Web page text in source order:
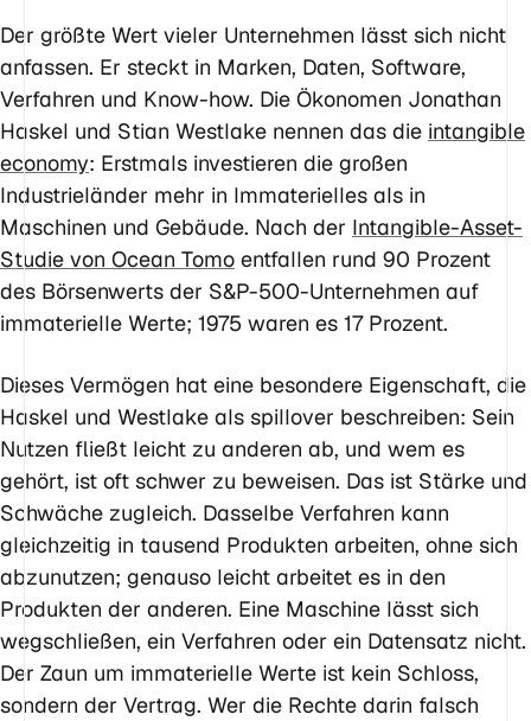
Der größte Wert vieler Unternehmen lässt sich nicht
anfassen. Er steckt in Marken, Daten, Software,
Verfahren und Know-how. Die Ökonomen Jonathan
Haskel und Stian Westlake nennen das die intangible
economy: Erstmals investieren die großen
Industrieländer mehr in Immaterielles als in
Maschinen und Gebäude. Nach der Intangible-Asset-
Studie von Ocean Tomo entfallen rund 90 Prozent
des Börsenwerts der S&P-500-Unternehmen auf
immaterielle Werte; 1975 waren es 17 Prozent.
Dieses Vermögen hat eine besondere Eigenschaft, die
Haskel und Westlake als spillover beschreiben: Sein
Nutzen fließt leicht zu anderen ab, und wem es
gehört, ist oft schwer zu beweisen. Das ist Stärke und
Schwäche zugleich. Dasselbe Verfahren kann
gleichzeitig in tausend Produkten arbeiten, ohne sich
abzunutzen; genauso leicht arbeitet es in den
Produkten der anderen. Eine Maschine lässt sich
wegschließen, ein Verfahren oder ein Datensatz nicht.
Der Zaun um immaterielle Werte ist kein Schloss,
sondern der Vertrag. Wer die Rechte darin falsch